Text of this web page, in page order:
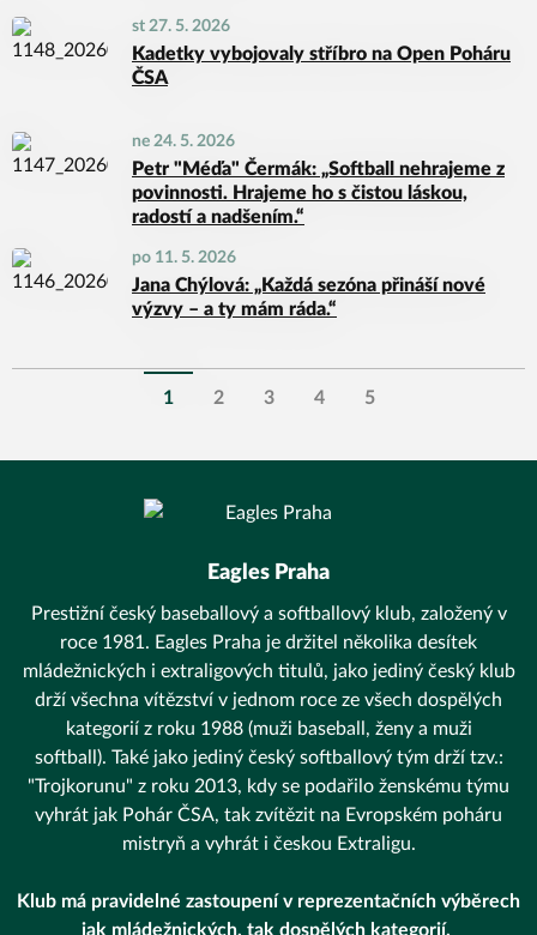
st 27. 5. 2026
Kadetky vybojovaly stříbro na Open Poháru
ČSA
ne 24. 5. 2026
Petr "Méďa" Čermák: „Softball nehrajeme z
povinnosti. Hrajeme ho s čistou láskou,
radostí a nadšením.“
po 11. 5. 2026
Jana Chýlová: „Každá sezóna přináší nové
výzvy – a ty mám ráda.“
1 2 3 4 5
Eagles Praha
Prestižní český baseballový a softballový klub, založený v
roce 1981. Eagles Praha je držitel několika desítek
mládežnických i extraligových titulů, jako jediný český klub
drží všechna vítězství v jednom roce ze všech dospělých
kategorií z roku 1988 (muži baseball, ženy a muži
softball). Také jako jediný český softballový tým drží tzv.:
"Trojkorunu" z roku 2013, kdy se podařilo ženskému týmu
vyhrát jak Pohár ČSA, tak zvítězit na Evropském poháru
mistryň a vyhrát i českou Extraligu.
Klub má pravidelné zastoupení v reprezentačních výběrech
jak mládežnických, tak dospělých kategorií.